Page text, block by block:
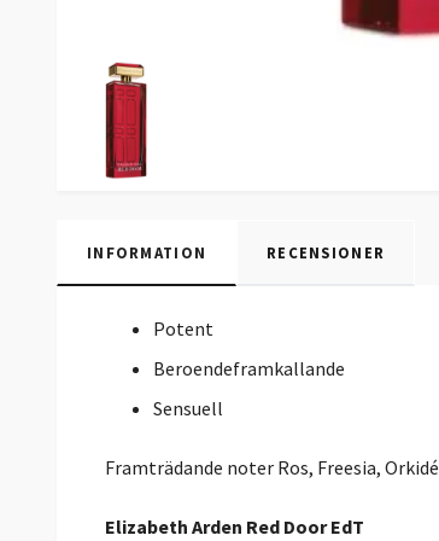
INFORMATION RECENSIONER
Potent
Beroendeframkallande
Sensuell
Framträdande noter Ros, Freesia, Orkidé
Elizabeth Arden Red Door EdT